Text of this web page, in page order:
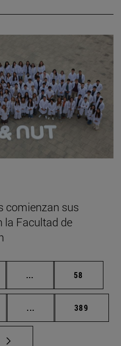
comienzan sus
la Facultad de
... Páginas intermedias
Página
58
... Páginas intermedias
Página
389